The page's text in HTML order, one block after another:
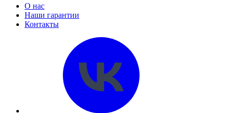
О нас
Наши гарантии
Контакты